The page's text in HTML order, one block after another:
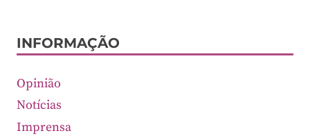
INFORMAÇÃO
Opinião
Notícias
Imprensa